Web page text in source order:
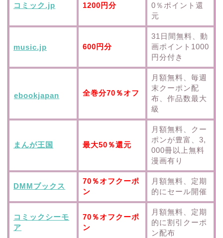
コミック.jp 1200円分
0％ポイント還
元
music.jp 600円分
31日間無料、動
画ポイント1000
円分付き
ebookjapan 全巻分70％オフ
月額無料、毎週
末クーポン配
布、作品数最大
級
まんが王国 最大50％還元
月額無料、クー
ポンが豊富、3,
000冊以上無料
漫画有り
DMMブックス
70％オフクーポ
ン
月額無料、定期
的にセール開催
コミックシーモ
ア
70％オフクーポ
ン
月額無料、定期
的に割引クーポ
ン配布